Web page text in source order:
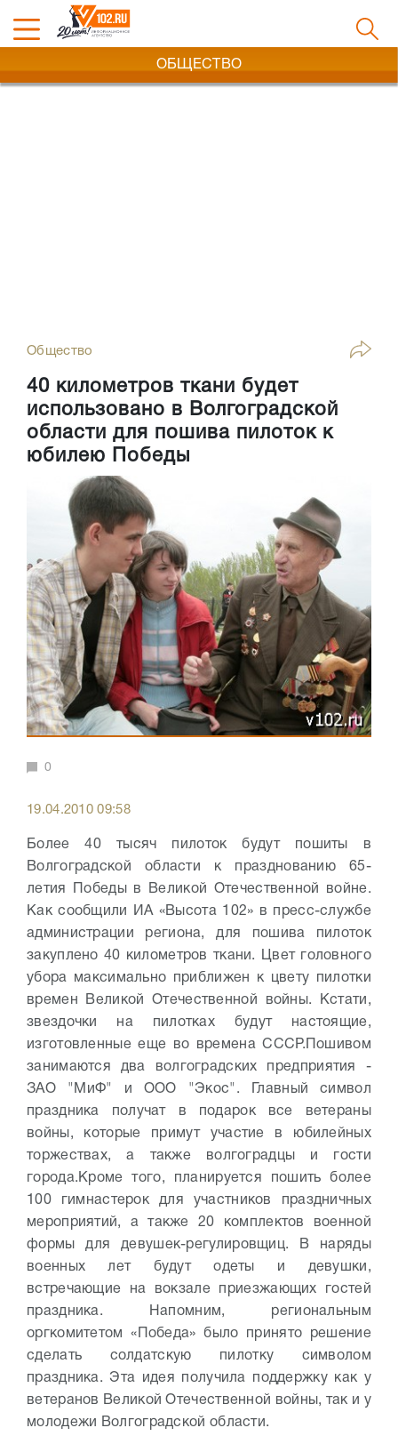
ОБЩЕСТВО
Общество
40 километров ткани будет
использовано в Волгоградской
области для пошива пилоток к
юбилею Победы
0
19.04.2010 09:58
Более 40 тысяч пилоток будут пошиты в
Волгоградской области к празднованию 65-
летия Победы в Великой Отечественной войне.
Как сообщили ИА «Высота 102» в пресс-службе
администрации региона, для пошива пилоток
закуплено 40 километров ткани. Цвет головного
убора максимально приближен к цвету пилотки
времен Великой Отечественной войны. Кстати,
звездочки на пилотках будут настоящие,
изготовленные еще во времена СССР. Пошивом
занимаются два волгоградских предприятия -
ЗАО "МиФ" и ООО "Экос".
Главный символ
праздника получат в подарок все ветераны
войны, которые примут участие в юбилейных
торжествах, а также волгоградцы и гости
города. Кроме того, планируется пошить более
100 гимнастерок для участников праздничных
мероприятий, а также 20 комплектов военной
формы для девушек-регулировщиц. В наряды
военных лет будут одеты и девушки,
встречающие на вокзале приезжающих гостей
праздника.
Напомним, региональным
оргкомитетом «Победа» было принято решение
сделать солдатскую пилотку символом
праздника. Эта идея получила поддержку как у
ветеранов Великой Отечественной войны, так и у
молодежи Волгоградской области.